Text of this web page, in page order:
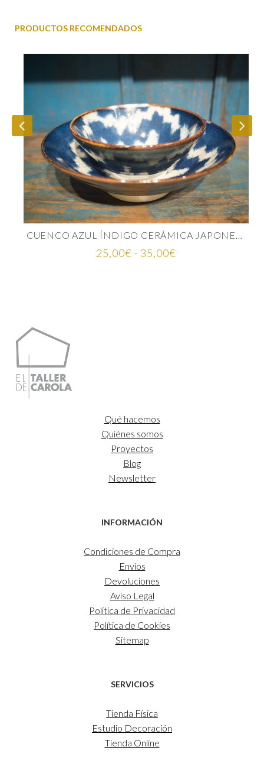
PRODUCTOS RECOMENDADOS
CUENCO AZUL ÍNDIGO CERÁMICA JAPONESA
25,00€- 35,00€Rango
Qué hacemos
Quiénes somos
Proyectos
Blog
Newsletter
INFORMACIÓN
Condiciones de Compra
Envíos
Devoluciones
Aviso Legal
Política de Privacidad
Política de Cookies
Sitemap
SERVICIOS
Tienda Física
Estudio Decoración
Tienda Online